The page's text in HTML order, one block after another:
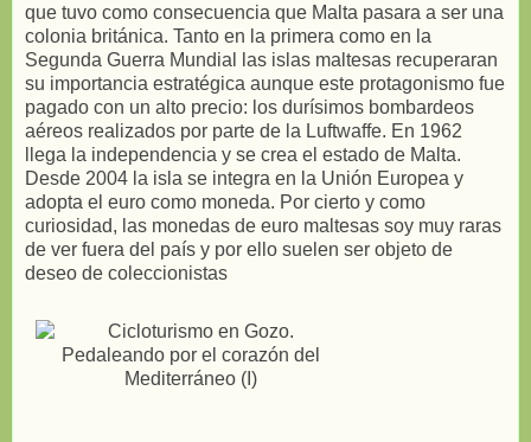
que tuvo como consecuencia que Malta pasara a ser una
colonia británica. Tanto en la primera como en la
Segunda Guerra Mundial las islas maltesas recuperaran
su importancia estratégica aunque este protagonismo fue
pagado con un alto precio: los durísimos bombardeos
aéreos realizados por parte de la Luftwaffe. En 1962
llega la independencia y se crea el estado de Malta.
Desde 2004 la isla se integra en la Unión Europea y
adopta el euro como moneda. Por cierto y como
curiosidad, las monedas de euro maltesas soy muy raras
de ver fuera del país y por ello suelen ser objeto de
deseo de coleccionistas